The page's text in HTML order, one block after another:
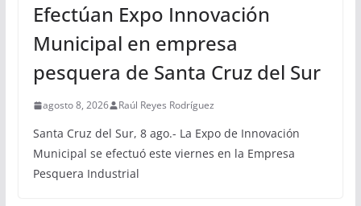
Efectúan Expo Innovación
Municipal en empresa
pesquera de Santa Cruz del Sur
agosto 8, 2026 Raúl Reyes Rodríguez
Santa Cruz del Sur, 8 ago.- La Expo de Innovación
Municipal se efectuó este viernes en la Empresa
Pesquera Industrial